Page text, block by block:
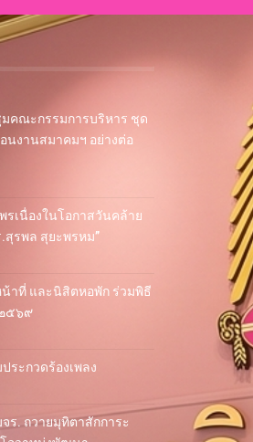
คณะกรรมการบริหาร ชุด
นงานสมาคมฯ อย่างต่อ
รเนื่องในโอกาสวันคล้าย
สุรพล สุยะพรหม”
าที่ และนิสิตหอพัก ร่วมพิธี
๕๖๙
ระกวดร้องเพลง
ร. ถวายมุทิตาสักการะ